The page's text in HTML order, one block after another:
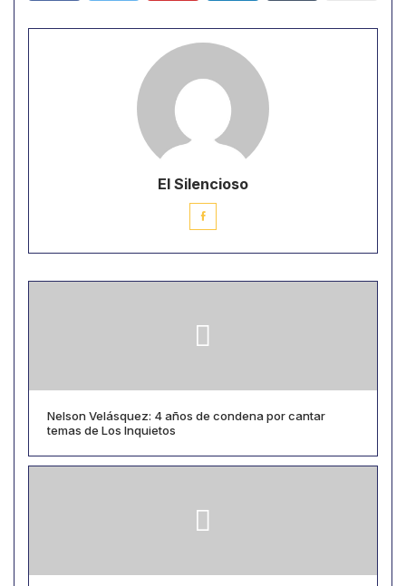
El Silencioso
Nelson Velásquez: 4 años de condena por cantar
temas de Los Inquietos